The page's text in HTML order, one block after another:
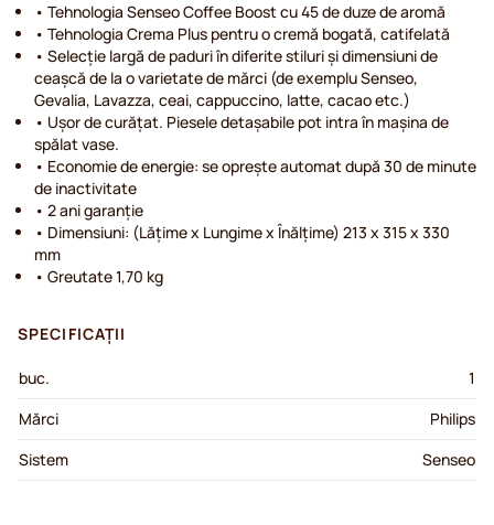
• Tehnologia Senseo Coffee Boost cu 45 de duze de aromă
• Tehnologia Crema Plus pentru o cremă bogată, catifelată
• Selecție largă de paduri în diferite stiluri și dimensiuni de
ceașcă de la o varietate de mărci (de exemplu Senseo,
Gevalia, Lavazza, ceai, cappuccino, latte, cacao etc.)
• Ușor de curățat. Piesele detașabile pot intra în mașina de
spălat vase.
• Economie de energie: se oprește automat după 30 de minute
de inactivitate
• 2 ani garanție
• Dimensiuni: (Lățime x Lungime x Înălțime) 213 x 315 x 330
mm
• Greutate 1,70 kg
SPECIFICAȚII
buc.
1
Mărci
Philips
Sistem
Senseo